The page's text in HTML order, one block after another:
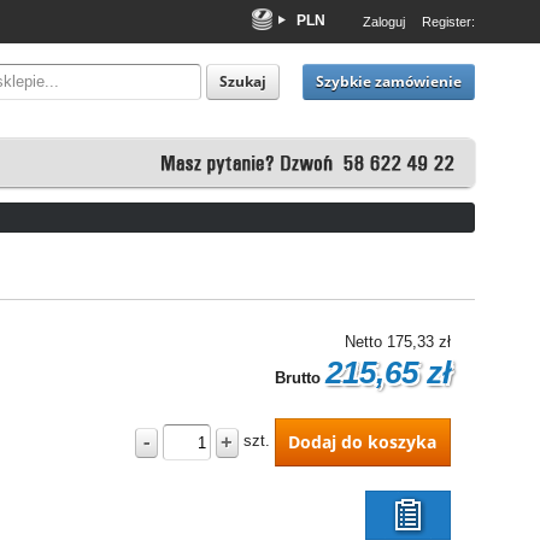
PLN
EUR
USD
Zaloguj Register:
Szukaj Szybkie zamówienie
Netto 175,33 zł
Brutto 215,65 zł
- + szt. Dodaj do koszyka